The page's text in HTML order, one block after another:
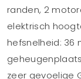
randen, 2
elektrisch
hefsnelheid: 36
zeer gevoelige